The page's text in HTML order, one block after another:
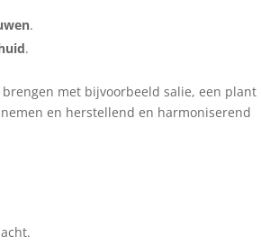
.
.
met bijvoorbeeld salie, een plant
en herstellend en harmoniserend